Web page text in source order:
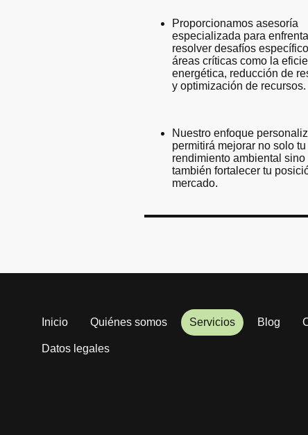
Proporcionamos asesoría
especializada para
resolver desafíos
áreas críticas como la
energética, reducción de
y optimización de recursos.
Nuestro enfoque
permitirá mejorar no solo tu
rendimiento ambiental sino
también fortalecer tu
mercado.
Inicio Quiénes somos Servicios Blog
Datos legales